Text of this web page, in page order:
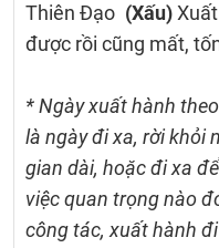
Thiên Đạo (Xấu)
được rồi cũng mất,
* Ngày xuất hành
là ngày đi xa, rời khỏi
gian dài, hoặc đi xa
việc quan trọng nào
công tác, xuất hành